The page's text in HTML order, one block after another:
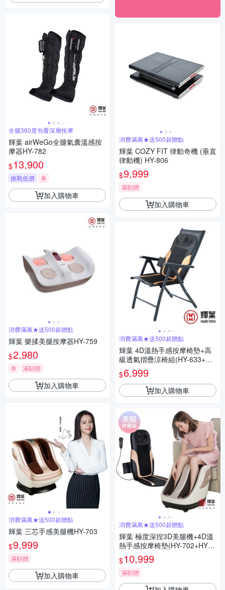
全腿360度包覆深層按摩
輝葉 airWeGo全腿氣囊溫感按
摩器HY-782
$13,900
挑戰低價 券
加入購物車
消費滿萬★送500超贈點
輝葉 樂揉美腿按摩器HY-759
$2,980
券 滿額贈
加入購物車
消費滿萬★送500超贈點
輝葉 三芯手感美腿機HY-703
$9,999
滿額贈
加入購物車
消費滿萬★送500超贈點
輝葉 COZY FIT 律動奇機 (垂直
律動機) HY-806
$9,999
滿額贈
加入購物車
消費滿萬★送500超贈點
輝葉 4D溫熱手感按摩椅墊+高
級透氣摺疊涼椅組(HY-633+HY
-CR01)
$6,999
加入購物車
消費滿萬★送500超贈點
輝葉 極度深捏3D美腿機+4D溫
熱手感按摩椅墊(HY-702+HY-6
33)
$10,999
滿額贈